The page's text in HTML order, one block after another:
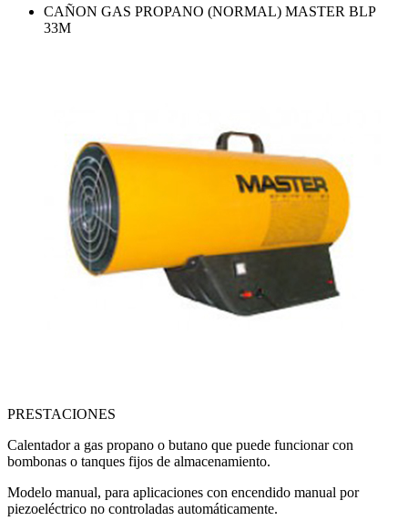
CAÑON GAS PROPANO (NORMAL) MASTER BLP
33M
PRESTACIONES
Calentador a gas propano o butano que puede funcionar con
bombonas o tanques fijos de almacenamiento.
Modelo manual, para aplicaciones con encendido manual por
piezoeléctrico no controladas automáticamente.